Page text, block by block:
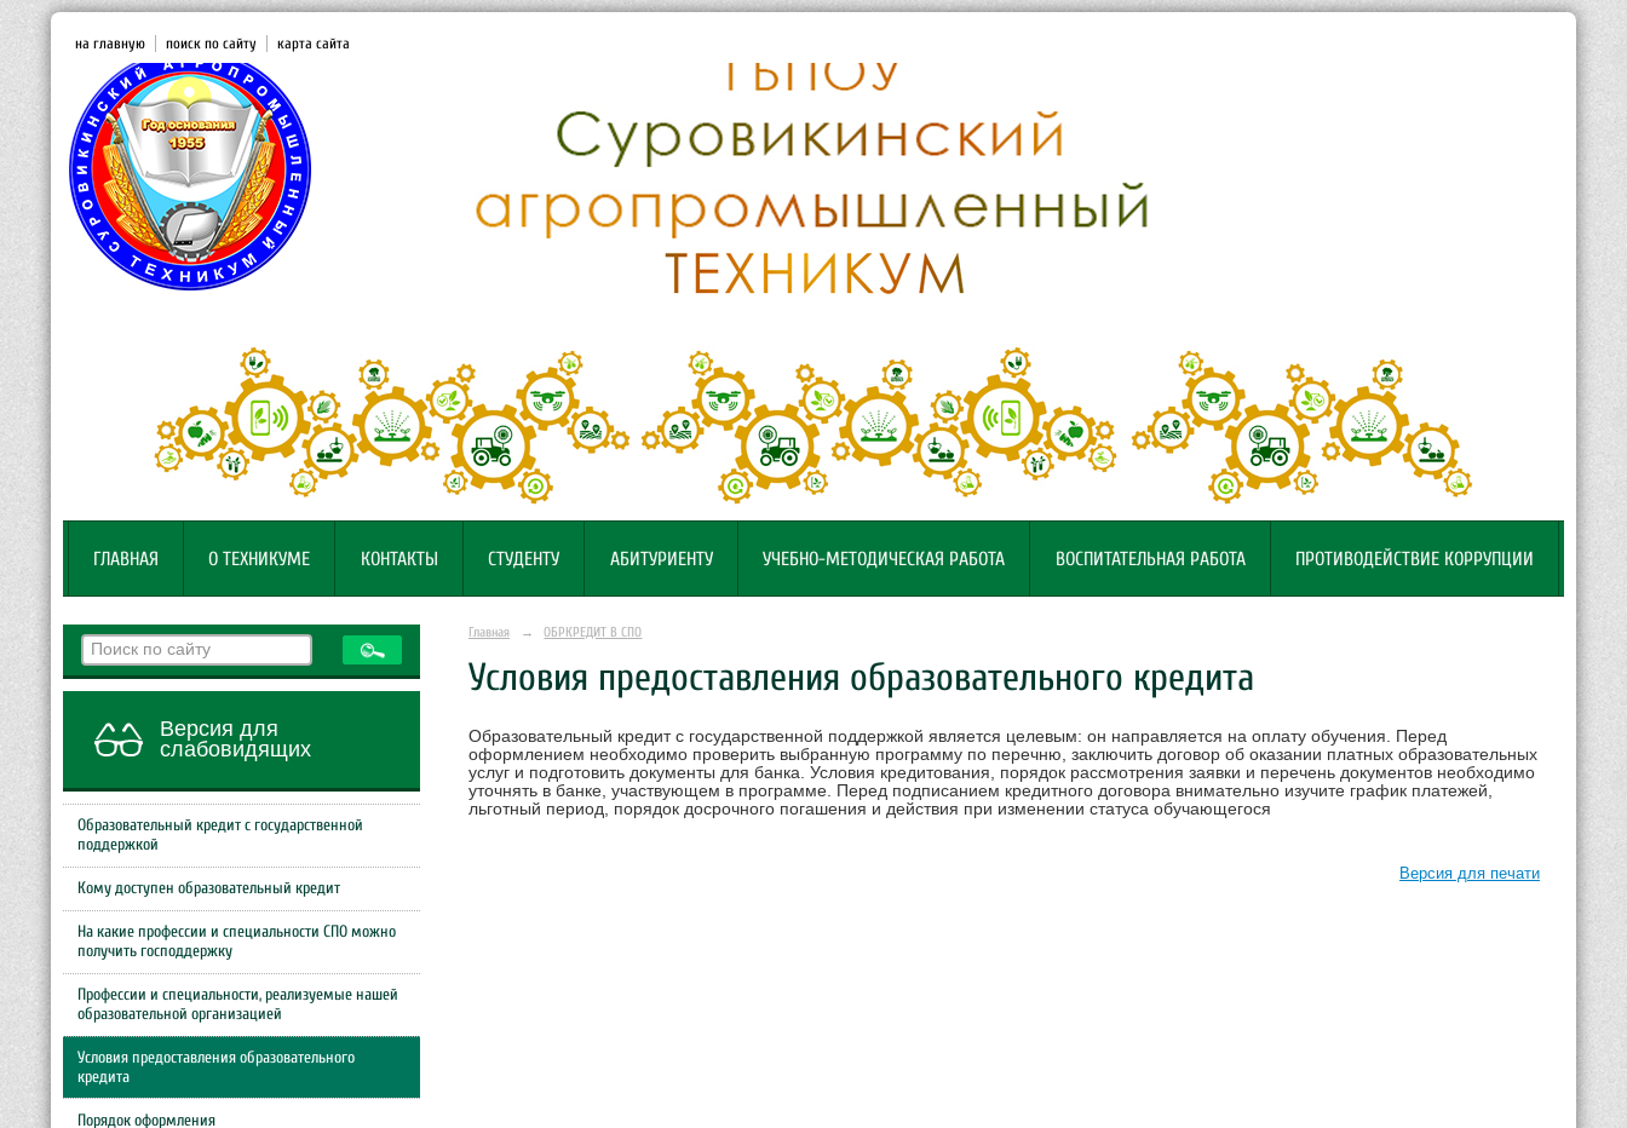
на главную поиск по сайту карта сайта
ГЛАВНАЯ О ТЕХНИКУМЕ КОНТАКТЫ СТУДЕНТУ АБИТУРИЕНТУ УЧЕБНО-МЕТОДИЧЕСКАЯ РАБОТА ВОСПИТАТЕЛЬНАЯ РАБОТА ПРОТИВОДЕЙСТВИЕ КОРРУПЦИИ
Версия для
слабовидящих
Образовательный кредит с государственной
поддержкой
Кому доступен образовательный кредит
На какие профессии и специальности СПО можно
получить господдержку
Профессии и специальности, реализуемые нашей
образовательной организацией
Условия предоставления образовательного
кредита
Порядок оформления
Главная → ОБРКРЕДИТ В СПО
Условия предоставления образовательного кредита
Образовательный кредит с государственной поддержкой является целевым: он направляется на оплату обучения. Перед
оформлением необходимо проверить выбранную программу по перечню, заключить договор об оказании платных образовательных
услуг и подготовить документы для банка. Условия кредитования, порядок рассмотрения заявки и перечень документов необходимо
уточнять в банке, участвующем в программе. Перед подписанием кредитного договора внимательно изучите график платежей,
льготный период, порядок досрочного погашения и действия при изменении статуса обучающегося
Версия для печати